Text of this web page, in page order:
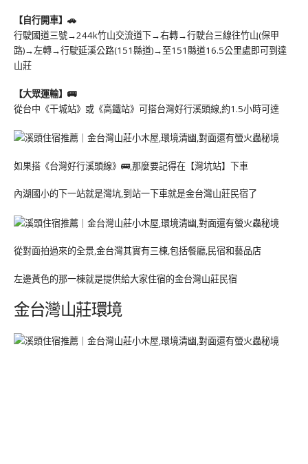
【自行開車】🚗
行駛國道三號→244k竹山交流道下→右轉→行駛台三線往竹山(保甲
路)→左轉→行駛延溪公路(151縣道)→至151縣道16.5公里處即可到達
山莊
【大眾運輸】🚌
從台中《干城站》或《高鐵站》可搭台灣好行溪頭線,約1.5小時可達
如果搭《台灣好行溪頭線》🚌,那麼要記得在【灣坑站】下車
內湖國小的下一站就是灣坑,到站一下車就是金台灣山莊民宿了
從對面拍過來的全景,金台灣其實有三棟,包括餐廳,民宿和藝品店
左邊黃色的那一棟就是提供給大家住宿的金台灣山莊民宿
金台灣山莊環境